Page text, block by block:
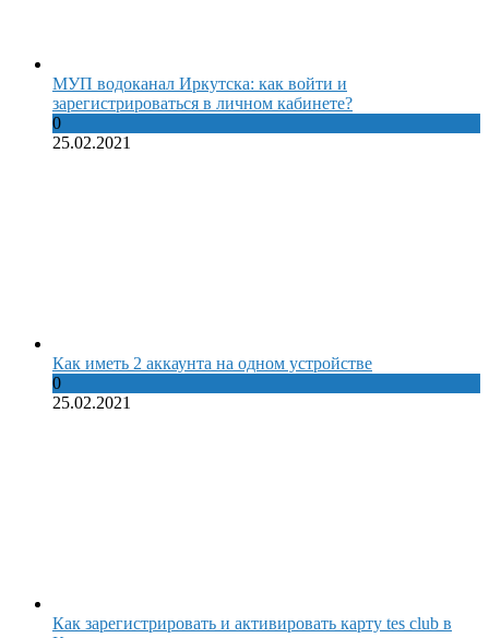
МУП водоканал Иркутска: как войти и
зарегистрироваться в личном кабинете?
0
25.02.2021
Как иметь 2 аккаунта на одном устройстве
0
25.02.2021
Как зарегистрировать и активировать карту tes club в